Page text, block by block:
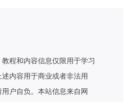
程和内容信息仅限用于学习
内容用于商业或者非法用
户自负。本站信息来自网